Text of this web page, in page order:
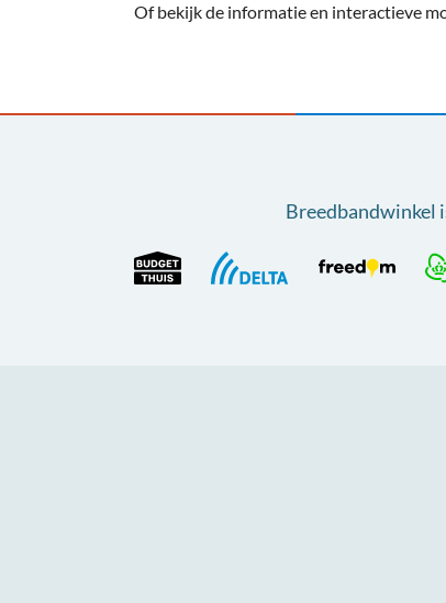
Of bekijk de informatie en interactieve
Breedbandwinkel